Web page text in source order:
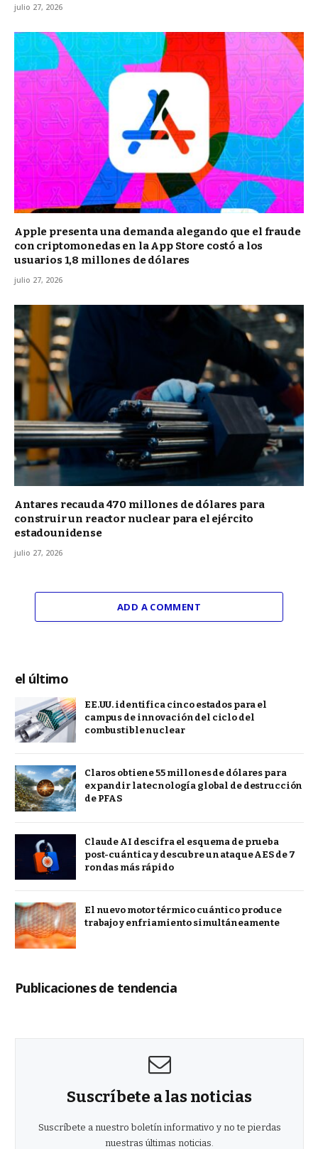
julio 27, 2026
Apple presenta una demanda alegando que el fraude
con criptomonedas en la App Store costó a los
usuarios 1,8 millones de dólares
julio 27, 2026
Antares recauda 470 millones de dólares para
construir un reactor nuclear para el ejército
estadounidense
julio 27, 2026
ADD A COMMENT
el último
EE.UU. identifica cinco estados para el
campus de innovación del ciclo del
combustible nuclear
Claros obtiene 55 millones de dólares para
expandir la tecnología global de destrucción
de PFAS
Claude AI descifra el esquema de prueba
post-cuántica y descubre un ataque AES de 7
rondas más rápido
El nuevo motor térmico cuántico produce
trabajo y enfriamiento simultáneamente
Publicaciones de tendencia
Suscríbete a las noticias
Suscríbete a nuestro boletín informativo y no te pierdas
nuestras últimas noticias.